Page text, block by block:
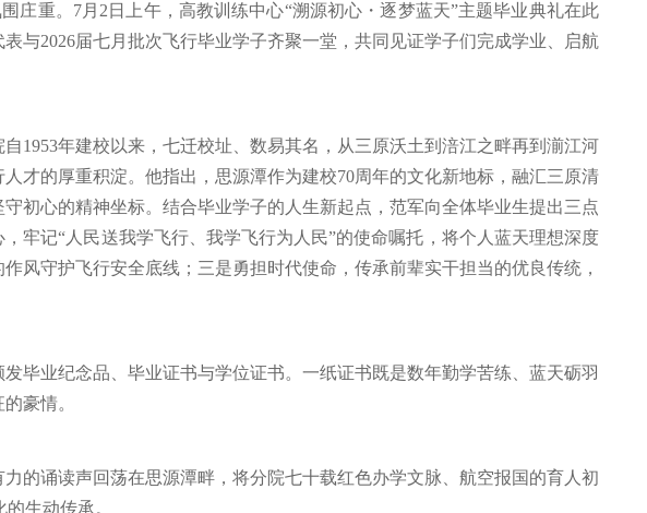
庄重。7月2日上午，高教训练中心“溯源初心・逐梦蓝天”主题毕业典礼在此
与2026届七月批次飞行毕业学子齐聚一堂，共同见证学子们完成学业、启航
1953年建校以来，七迁校址、数易其名，从三原沃土到涪江之畔再到湔江河
才的厚重积淀。他指出，思源潭作为建校70周年的文化新地标，融汇三原清
初心的精神坐标。结合毕业学子的人生新起点，范军向全体毕业生提出三点
牢记“人民送我学飞行、我学飞行为人民”的使命嘱托，将个人蓝天理想深度
风守护飞行安全底线；三是勇担时代使命，传承前辈实干担当的优良传统，
毕业纪念品、毕业证书与学位证书。一纸证书既是数年勤学苦练、蓝天砺羽
豪情。
的诵读声回荡在思源潭畔，将分院七十载红色办学文脉、航空报国的育人初
生动传承。